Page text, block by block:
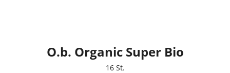
O.b. Organic Super Bio
16 St.